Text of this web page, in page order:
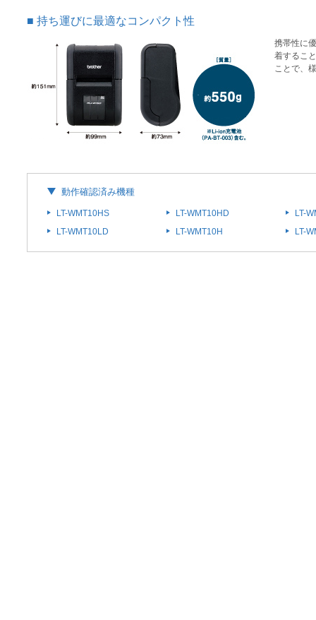
持ち運びに最適なコンパクト性
携帯性に
着するこ
ことで、
動作確認済み機種
LT-WMT10HS LT-WMT10HD
LT-
LT-WMT10LD
LT-WMT10H LT-